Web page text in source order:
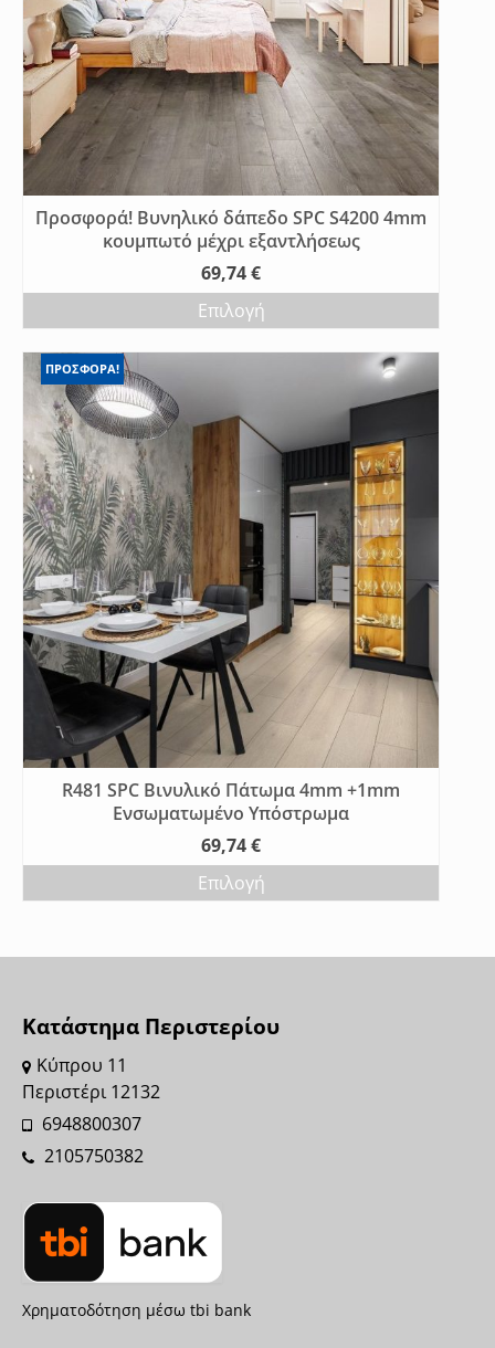
Προσφορά! Βυνηλικό δάπεδο SPC S4200 4mm
κουμπωτό μέχρι εξαντλήσεως
69,74€
Επιλογή
ΠΡΟΣΦΟΡΑ!
R481 SPC Βινυλικό Πάτωμα 4mm +1mm
Ενσωματωμένο Υπόστρωμα
69,74€
Επιλογή
Κατάστημα Περιστερίου
Kύπρου 11
Περιστέρι 12132
6948800307
2105750382
Χρηματοδότηση μέσω tbi bank